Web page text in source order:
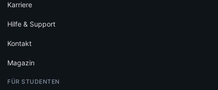
Karriere
Hilfe & Support
Kontakt
Magazin
FÜR STUDENTEN